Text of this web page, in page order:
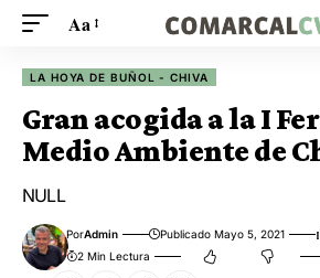
Aa
LA HOYA DE BUÑOL - CHIVA
Gran acogida a la I
Medio Ambiente de
NULL
PorAdmin Publicado Mayo 5, 2021
2 Min Lectura